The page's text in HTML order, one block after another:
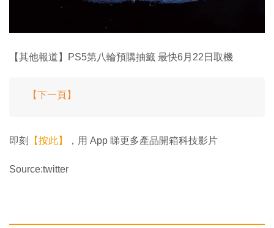
【其他報道】PS5第八輪預購抽籤 最快6月22日取機
【下一頁】
即刻 【按此】 ，用 App 睇更多產品開箱科技影片
Source:twitter